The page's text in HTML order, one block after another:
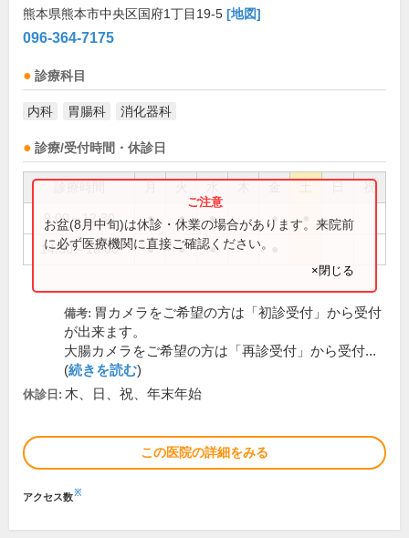
熊本県熊本市中央区国府1丁目19-5 [地図]
096-364-7175
診療科目
内科 胃腸科 消化器科
診療/受付時間・休診日
祝
9:00～12:30 ● ● ● ●
14:30～18:00 ● ● ●
お盆(8月中旬)は休診・休業の場合があります。来院前
に必ず医療機関に直接ご確認ください。
×閉じる
備考: 胃カメラをご希望の方は「初診受付」から受付
が出来ます。
大腸カメラをご希望の方は「再診受付」から受付...
(続きを読む)
休診日: 木、日、祝、年末年始
この医院の詳細をみる
アクセス数※